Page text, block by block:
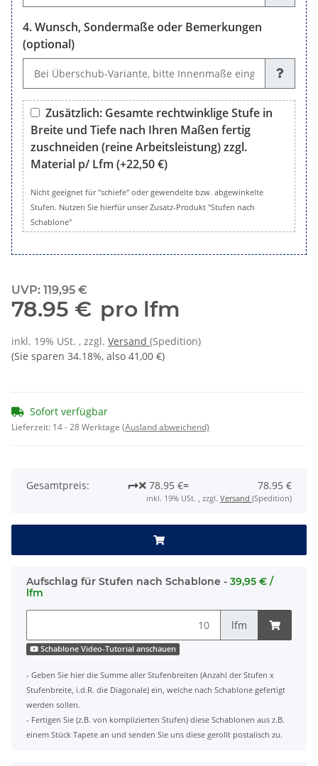
Wunsch, Sondermaße oder Bemerkungen
(optional)
Zusätzlich: Gesamte rechtwinklige Stufe in
Breite und Tiefe nach Ihren Maßen fertig
zuschneiden (reine Arbeitsleistung) zzgl.
Material p/ Lfm (+22,50 €)
Zusätzlich: Gesamte rechtwinklige Stufe in Breite und
Nicht geeignet für "schiefe" oder gewendelte bzw. abgewinkelte
Stufen. Nutzen Sie hierfür unser Zusatz-Produkt "Stufen nach
Schablone"
UVP: 119,95 €
78.95 € pro lfm
inkl. 19% USt. , zzgl. Versand (Spedition)
(Sie sparen 34.18%, also 41,00 €)
Sofort verfügbar
Lieferzeit: 14 - 28 Werktage (Ausland abweichend)
Gesamtpreis: 78.95 €= 78.95 €
inkl. 19% USt. , zzgl. Versand (Spedition)
Aufschlag für Stufen nach Schablone - 39,95 € /
lfm
lfm
Schablone Video-Tutorial anschauen
- Geben Sie hier die Summe aller Stufenbreiten (Anzahl der Stufen x
Stufenbreite, i.d.R. die Diagonale) ein, welche nach Schablone gefertigt
werden sollen.
- Fertigen Sie (z.B. von komplizierten Stufen) diese Schablonen aus z.B.
einem Stück Tapete an und senden Sie uns diese gerollt postalisch zu.